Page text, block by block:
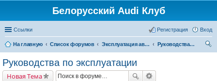
Белорусский Audi Клуб
Ссылки Вход
Регистрация
На главную Список форумов Эксплуатация автомобиля
Руководства по эксплуатации
Руководства по эксплуатации
Новая Тема